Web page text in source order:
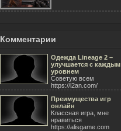
Комментарии
Одежда Lineage 2 –
улучшается с каждым
уровнем
Советую всем
https://l2an.com/
Преимущества игр
онлайн
Классная игра, мне
нравиться
https://alisgame.com